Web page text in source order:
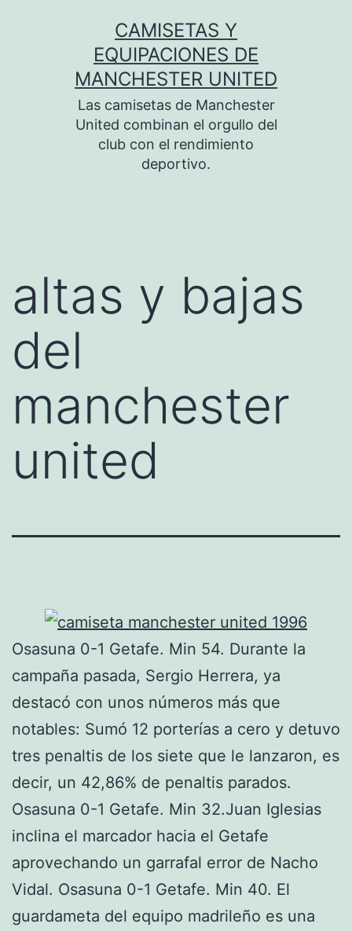
CAMISETAS Y
EQUIPACIONES DE
MANCHESTER UNITED
Las camisetas de Manchester
United combinan el orgullo del
club con el rendimiento
deportivo.
altas y bajas
del
manchester
united
Osasuna 0-1 Getafe. Min 54. Durante la
campaña pasada, Sergio Herrera, ya
destacó con unos números más que
notables: Sumó 12 porterías a cero y detuvo
tres penaltis de los siete que le lanzaron, es
decir, un 42,86% de penaltis parados.
Osasuna 0-1 Getafe. Min 32.Juan Iglesias
inclina el marcador hacia el Getafe
aprovechando un garrafal error de Nacho
Vidal. Osasuna 0-1 Getafe. Min 40. El
guardameta del equipo madrileño es una